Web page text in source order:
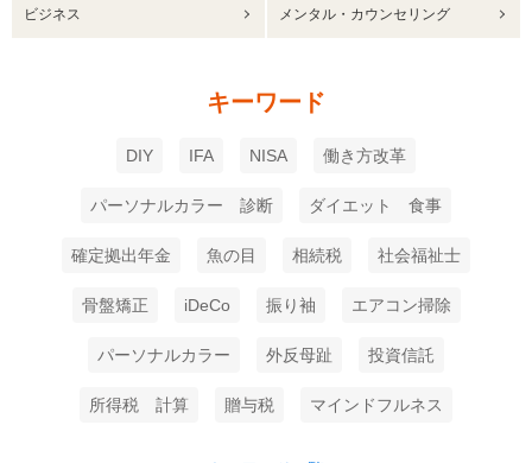
ビジネス メンタル・カウンセリング
キーワード
DIY IFA NISA 働き方改革
パーソナルカラー 診断 ダイエット 食事
確定拠出年金 魚の目 相続税 社会福祉士
骨盤矯正 iDeCo 振り袖 エアコン掃除
パーソナルカラー 外反母趾 投資信託
所得税 計算 贈与税 マインドフルネス